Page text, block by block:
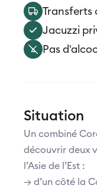
Transferts
Jacuzzi
Pas
Situation
Un combiné
découvrir deux
l’Asie de l’Est :
→ d’un côté la